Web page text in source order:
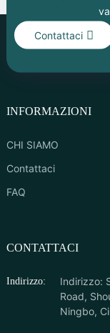
Contattaci
INFORMAZIONI
CHI SIAMO
Contattaci
FAQ
CONTATTACI
Indirizzo:
Indirizzo:
Road,
Ningbo,